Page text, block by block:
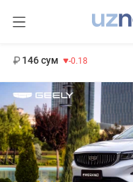
146 сум -0.18